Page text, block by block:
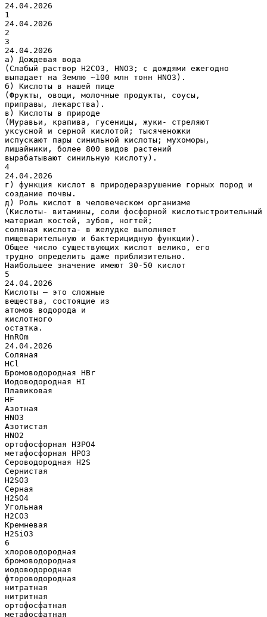
24.04.2026
1
24.04.2026
2
3
24.04.2026
а) Дождевая вода
(Слабый раствор Н2СО3, НNO3; c дождями ежегодно
выпадает на Землю ~100 млн тонн НNO3).
б) Кислоты в нашей пище
(Фрукты, овощи, молочные продукты, соусы,
приправы, лекарства).
в) Кислоты в природе
(Муравьи, крапива, гусеницы, жуки- стреляют
уксусной и серной кислотой; тысяченожки
испускают пары синильной кислоты; мухоморы,
лишайники, более 800 видов растений
вырабатывают синильную кислоту).
4
24.04.2026
г) функция кислот в природеразрушение горных пород и
создание почвы.
д) Роль кислот в человеческом организме
(Кислоты- витамины, соли фосфорной кислотыстроительный
материал костей, зубов, ногтей;
соляная кислота- в желудке выполняет
пищеварительную и бактерицидную функции).
Общее число существующих кислот велико, его
трудно определить даже приблизительно.
Наибольшее значение имеют 30-50 кислот
5
24.04.2026
Кислоты — это сложные
вещества, состоящие из
атомов водорода и
кислотного
остатка.
HnROm
24.04.2026
Соляная
HCl
Бромоводородная HBr
Иодоводородная HI
Плавиковая
HF
Азотная
HNO3
Азотистая
HNO2
ортофосфорная H3PO4
метафосфорная HPO3
Сероводородная H2S
Сернистая
H2SO3
Серная
H2SO4
Угольная
H2CO3
Кремневая
H2SiO3
6
хлороводородная
бромоводородная
иодоводородная
фтороводородная
нитратная
нитритная
ортофосфатная
метафосфатная